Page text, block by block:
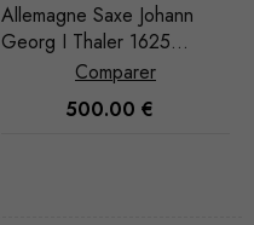
Allemagne Saxe Johann
Georg I Thaler 1625
Comparer
500.00 €